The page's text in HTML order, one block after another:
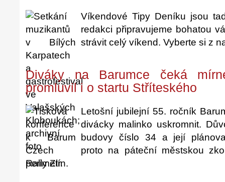
Víkendové Tipy Deníku jsou
redakci připravujeme bohatou
strávit celý víkend. Vyberte si z
Diváky na Barumce čeká
promluvil i o startu Stříteského
Letošní jubilejní 55. ročník
divácky malinko uskromnit.
budovy číslo 34 a její
proto na páteční městskou
perimetr.